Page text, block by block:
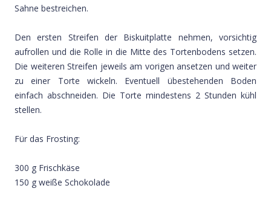
Sahne bestreichen.
Den ersten Streifen der Biskuitplatte nehmen, vorsichtig
aufrollen und die Rolle in die Mitte des Tortenbodens setzen.
Die weiteren Streifen jeweils am vorigen ansetzen und weiter
zu einer Torte wickeln. Eventuell übestehenden Boden
einfach abschneiden. Die Torte mindestens 2 Stunden kühl
stellen.
Für das Frosting:
300 g Frischkäse
150 g weiße Schokolade